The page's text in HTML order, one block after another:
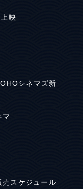
映
シネマズ新
売スケジュール